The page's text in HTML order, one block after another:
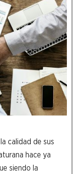
calidad de sus
hace ya
siendo la